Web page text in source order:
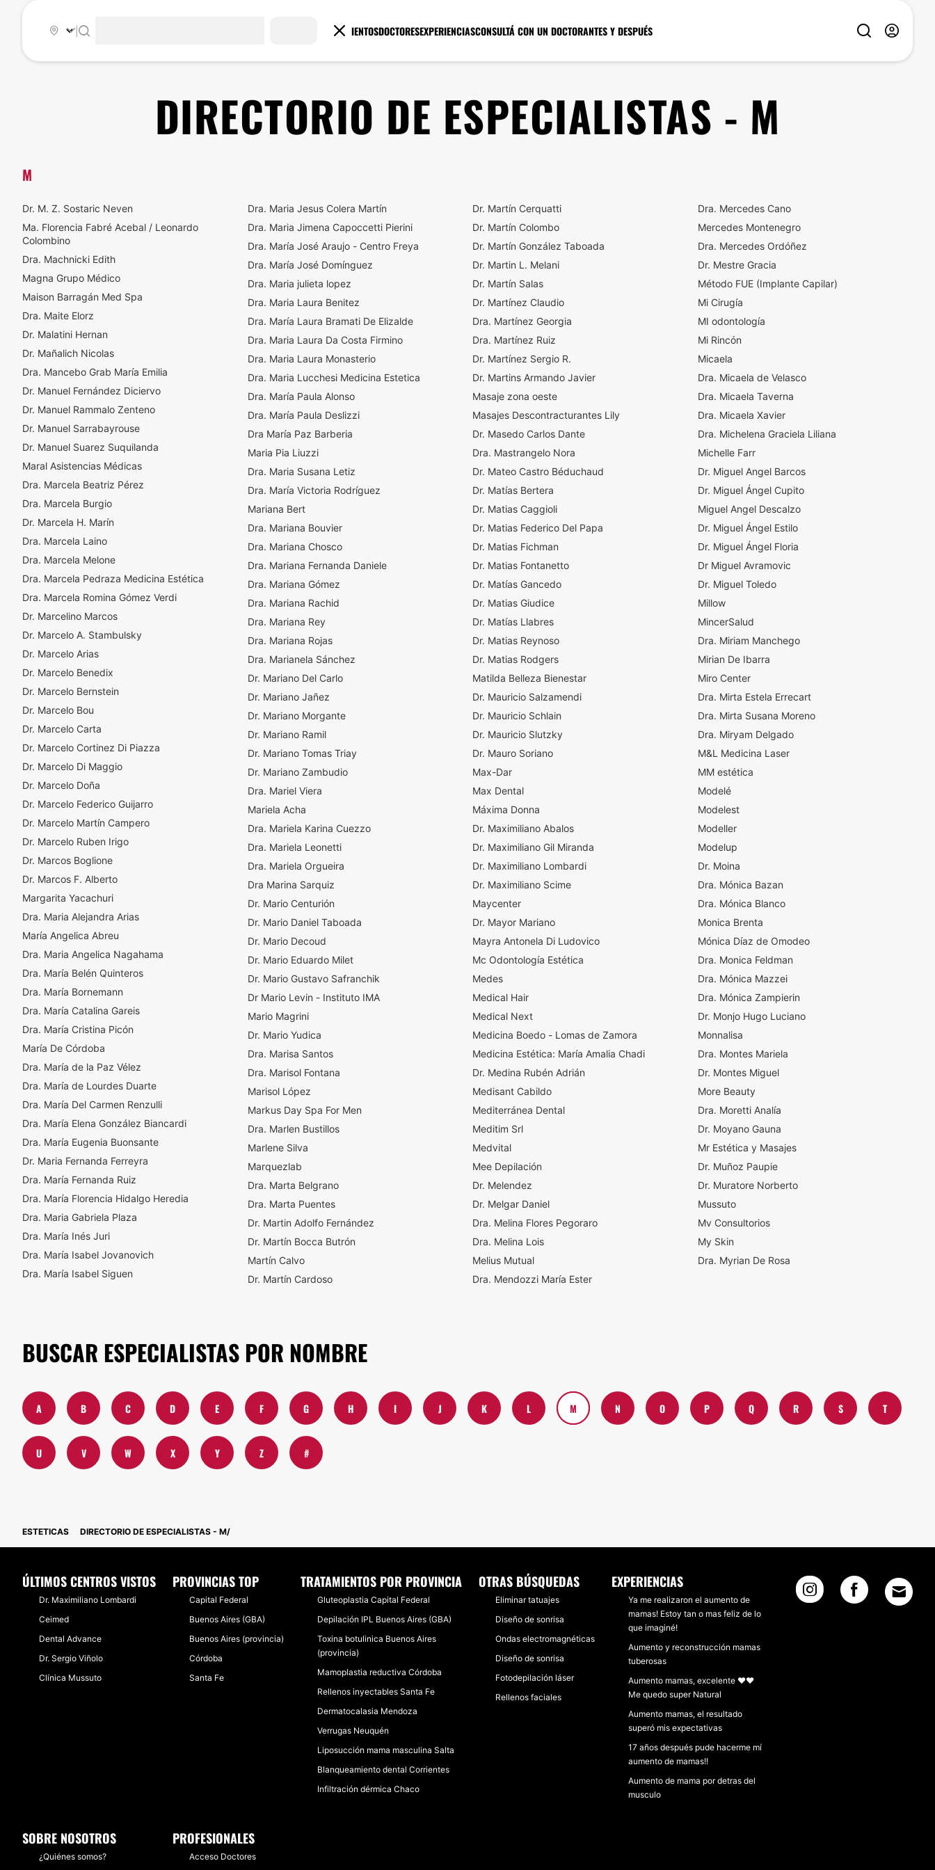
TRATAMIENTOSDOCTORESEXPERIENCIASCONSULTÁ CON UN DOCTORANTES Y DESPUÉS
DIRECTORIO DE ESPECIALISTAS - M
M
Dr. M. Z. Sostaric Neven
Ma. Florencia Fabré Acebal / Leonardo
Colombino
Dra. Machnicki Edith
Magna Grupo Médico
Maison Barragán Med Spa
Dra. Maite Elorz
Dr. Malatini Hernan
Dr. Mañalich Nicolas
Dra. Mancebo Grab María Emilia
Dr. Manuel Fernández Diciervo
Dr. Manuel Rammalo Zenteno
Dr. Manuel Sarrabayrouse
Dr. Manuel Suarez Suquilanda
Maral Asistencias Médicas
Dra. Marcela Beatriz Pérez
Dra. Marcela Burgio
Dr. Marcela H. Marín
Dra. Marcela Laino
Dra. Marcela Melone
Dra. Marcela Pedraza Medicina Estética
Dra. Marcela Romina Gómez Verdi
Dr. Marcelino Marcos
Dr. Marcelo A. Stambulsky
Dr. Marcelo Arias
Dr. Marcelo Benedix
Dr. Marcelo Bernstein
Dr. Marcelo Bou
Dr. Marcelo Carta
Dr. Marcelo Cortinez Di Piazza
Dr. Marcelo Di Maggio
Dr. Marcelo Doña
Dr. Marcelo Federico Guijarro
Dr. Marcelo Martín Campero
Dr. Marcelo Ruben Irigo
Dr. Marcos Boglione
Dr. Marcos F. Alberto
Margarita Yacachuri
Dra. Maria Alejandra Arias
María Angelica Abreu
Dra. Maria Angelica Nagahama
Dra. María Belén Quinteros
Dra. María Bornemann
Dra. María Catalina Gareis
Dra. María Cristina Picón
María De Córdoba
Dra. María de la Paz Vélez
Dra. María de Lourdes Duarte
Dra. María Del Carmen Renzulli
Dra. María Elena González Biancardi
Dra. María Eugenia Buonsante
Dr. Maria Fernanda Ferreyra
Dra. María Fernanda Ruiz
Dra. María Florencia Hidalgo Heredia
Dra. Maria Gabriela Plaza
Dra. Marí­a Inés Juri
Dra. María Isabel Jovanovich
Dra. María Isabel Siguen
Dra. Maria Jesus Colera Martín
Dra. Maria Jimena Capoccetti Pierini
Dra. María José Araujo - Centro Freya
Dra. María José Domínguez
Dra. Maria julieta lopez
Dra. Maria Laura Benitez
Dra. María Laura Bramati De Elizalde
Dra. Maria Laura Da Costa Firmino
Dra. Maria Laura Monasterio
Dra. Maria Lucchesi Medicina Estetica
Dra. María Paula Alonso
Dra. María Paula Deslizzi
Dra María Paz Barberia
Maria Pia Liuzzi
Dra. Maria Susana Letiz
Dra. María Victoria Rodríguez
Mariana Bert
Dra. Mariana Bouvier
Dra. Mariana Chosco
Dra. Mariana Fernanda Daniele
Dra. Mariana Gómez
Dra. Mariana Rachid
Dra. Mariana Rey
Dra. Mariana Rojas
Dra. Marianela Sánchez
Dr. Mariano Del Carlo
Dr. Mariano Jañez
Dr. Mariano Morgante
Dr. Mariano Ramil
Dr. Mariano Tomas Triay
Dr. Mariano Zambudio
Dra. Mariel Viera
Mariela Acha
Dra. Mariela Karina Cuezzo
Dra. Mariela Leonetti
Dra. Mariela Orgueira
Dra Marina Sarquiz
Dr. Mario Centurión
Dr. Mario Daniel Taboada
Dr. Mario Decoud
Dr. Mario Eduardo Milet
Dr. Mario Gustavo Safranchik
Dr Mario Levin - Instituto IMA
Mario Magrini
Dr. Mario Yudica
Dra. Marisa Santos
Dra. Marisol Fontana
Marisol López
Markus Day Spa For Men
Dra. Marlen Bustillos
Marlene Silva
Marquezlab
Dra. Marta Belgrano
Dra. Marta Puentes
Dr. Martin Adolfo Fernández
Dr. Martín Bocca Butrón
Martín Calvo
Dr. Martín Cardoso
Dr. Martín Cerquatti
Dr. Martín Colombo
Dr. Martín González Taboada
Dr. Martin L. Melani
Dr. Martín Salas
Dr. Martínez Claudio
Dra. Martínez Georgia
Dra. Martínez Ruiz
Dr. Martínez Sergio R.
Dr. Martins Armando Javier
Masaje zona oeste
Masajes Descontracturantes Lily
Dr. Masedo Carlos Dante
Dra. Mastrangelo Nora
Dr. Mateo Castro Béduchaud
Dr. Matías Bertera
Dr. Matias Caggioli
Dr. Matias Federico Del Papa
Dr. Matias Fichman
Dr. Matias Fontanetto
Dr. Matías Gancedo
Dr. Matias Giudice
Dr. Matías Llabres
Dr. Matias Reynoso
Dr. Matias Rodgers
Matilda Belleza Bienestar
Dr. Mauricio Salzamendi
Dr. Mauricio Schlain
Dr. Mauricio Slutzky
Dr. Mauro Soriano
Max-Dar
Max Dental
Máxima Donna
Dr. Maximiliano Abalos
Dr. Maximiliano Gil Miranda
Dr. Maximiliano Lombardi
Dr. Maximiliano Scime
Maycenter
Dr. Mayor Mariano
Mayra Antonela Di Ludovico
Mc Odontología Estética
Medes
Medical Hair
Medical Next
Medicina Boedo - Lomas de Zamora
Medicina Estética: María Amalia Chadi
Dr. Medina Rubén Adrián
Medisant Cabildo
Mediterránea Dental
Meditim Srl
Medvital
Mee Depilación
Dr. Melendez
Dr. Melgar Daniel
Dra. Melina Flores Pegoraro
Dra. Melina Lois
Melius Mutual
Dra. Mendozzi María Ester
Dra. Mercedes Cano
Mercedes Montenegro
Dra. Mercedes Ordóñez
Dr. Mestre Gracia
Método FUE (Implante Capilar)
Mi Cirugía
MI odontología
Mi Rincón
Micaela
Dra. Micaela de Velasco
Dra. Micaela Taverna
Dra. Micaela Xavier
Dra. Michelena Graciela Liliana
Michelle Farr
Dr. Miguel Angel Barcos
Dr. Miguel Ángel Cupito
Miguel Angel Descalzo
Dr. Miguel Ángel Estilo
Dr. Miguel Ángel Floria
Dr Miguel Avramovic
Dr. Miguel Toledo
Millow
MincerSalud
Dra. Miriam Manchego
Mirian De Ibarra
Miro Center
Dra. Mirta Estela Errecart
Dra. Mirta Susana Moreno
Dra. Miryam Delgado
M&L Medicina Laser
MM estética
Modelé
Modelest
Modeller
Modelup
Dr. Moina
Dra. Mónica Bazan
Dra. Mónica Blanco
Monica Brenta
Mónica Díaz de Omodeo
Dra. Monica Feldman
Dra. Mónica Mazzei
Dra. Mónica Zampierin
Dr. Monjo Hugo Luciano
Monnalisa
Dra. Montes Mariela
Dr. Montes Miguel
More Beauty
Dra. Moretti Analía
Dr. Moyano Gauna
Mr Estética y Masajes
Dr. Muñoz Paupie
Dr. Muratore Norberto
Mussuto
Mv Consultorios
My Skin
Dra. Myrian De Rosa
BUSCAR ESPECIALISTAS POR NOMBRE
A B C D E F G H I J K L M N O P Q R S T
U V W X Y Z #
ESTETICAS DIRECTORIO DE ESPECIALISTAS - M
ÚLTIMOS CENTROS VISTOS
Dr. Maximiliano Lombardi
Ceimed
Dental Advance
Dr. Sergio Viñolo
Clínica Mussuto
PROVINCIAS TOP
Capital Federal
Buenos Aires (GBA)
Buenos Aires (provincia)
Córdoba
Santa Fe
TRATAMIENTOS POR PROVINCIA
Gluteoplastia Capital Federal
Depilación IPL Buenos Aires (GBA)
Toxina botulinica Buenos Aires
(provincia)
Mamoplastia reductiva Córdoba
Rellenos inyectables Santa Fe
Dermatocalasia Mendoza
Verrugas Neuquén
Liposucción mama masculina Salta
Blanqueamiento dental Corrientes
Infiltración dérmica Chaco
OTRAS BÚSQUEDAS
Eliminar tatuajes
Diseño de sonrisa
Ondas electromagnéticas
Diseño de sonrisa
Fotodepilación láser
Rellenos faciales
EXPERIENCIAS
Ya me realizaron el aumento de
mamas! Estoy tan o mas feliz de lo
que imaginé!
Aumento y reconstrucción mamas
tuberosas
Aumento mamas, excelente ❤❤
Me quedo super Natural
Aumento mamas, el resultado
superó mis expectativas
17 años después pude hacerme mí
aumento de mamas!!
Aumento de mama por detras del
musculo
SOBRE NOSOTROS
¿Quiénes somos?
PROFESIONALES
Acceso Doctores